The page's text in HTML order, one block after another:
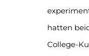
hatten
College-